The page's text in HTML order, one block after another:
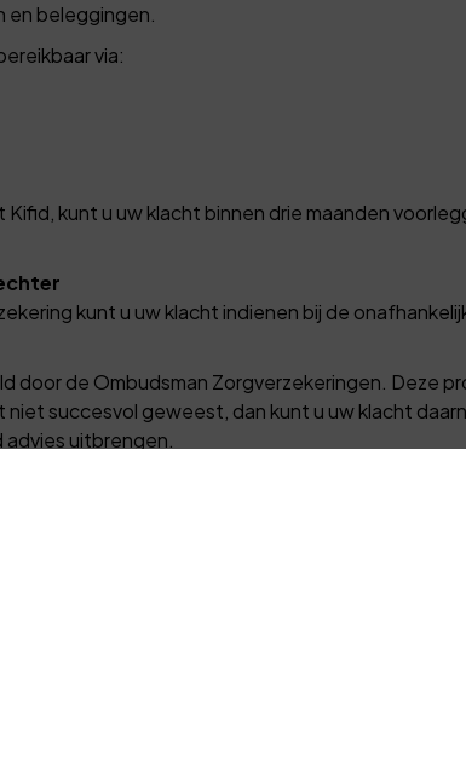
beleggingen.
via:
kunt u uw klacht binnen drie maanden
kunt u uw klacht indienen bij de
door de Ombudsman Zorgverzekeringen. Deze
succesvol geweest, dan kunt u uw klacht
uitbrengen.